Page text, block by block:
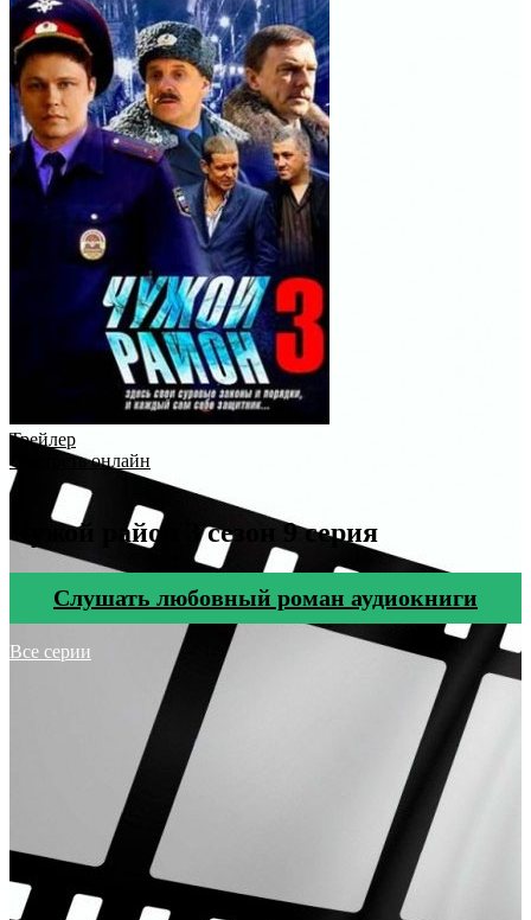
Трейлер
Смотреть онлайн
Чужой район 3 сезон 9 серия
Cлушать любовный роман аудиокниги
Все серии